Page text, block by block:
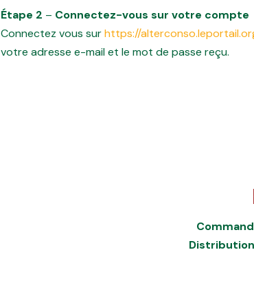
Étape 2 – Connectez-vous sur votre compte
Connectez vous surhttps://
votre adresse e-mail et le mot de passe reçu.
Distribution